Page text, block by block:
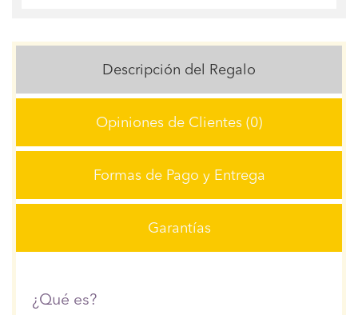
Descripción del Regalo
Opiniones de Clientes (0)
Formas de Pago y Entrega
Garantías
¿Qué es?